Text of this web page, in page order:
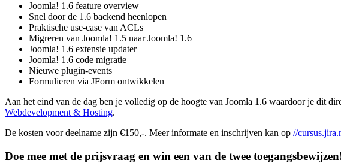
Joomla! 1.6 feature overview
Snel door de 1.6 backend heenlopen
Praktische use-case van ACLs
Migreren van Joomla! 1.5 naar Joomla! 1.6
Joomla! 1.6 extensie updater
Joomla! 1.6 code migratie
Nieuwe plugin-events
Formulieren via JForm ontwikkelen
Aan het eind van de dag ben je volledig op de hoogte van Joomla 1.6 waardoor je dit
Webdevelopment & Hosting.
De kosten voor deelname zijn €150,-. Meer informate en inschrijven kan op //
Doe mee met de prijsvraag en win een van de twee